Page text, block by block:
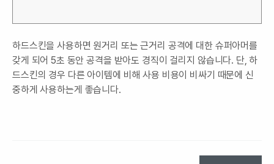
하드스킨을 사용하면 원거리 또는 근거리 공격에 대한 슈퍼아머를
갖게 되어 5초 동안 공격을 받아도 경직이 걸리지 않습니다. 단, 하
드스킨의 경우 다른 아이템에 비해 사용 비용이 비싸기 때문에 신
중하게 사용하는게 좋습니다.